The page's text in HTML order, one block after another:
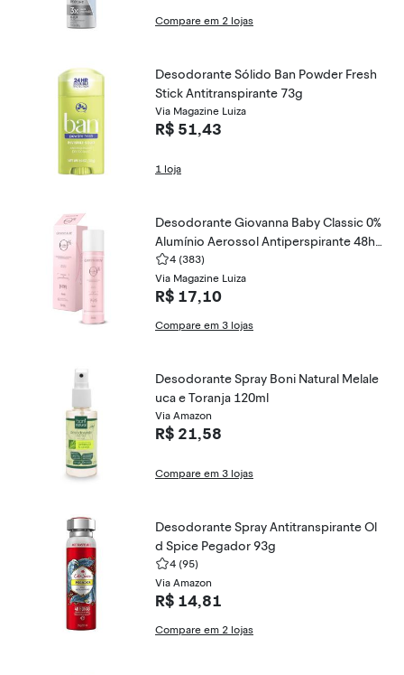
Compare em 2 lojas
Desodorante Sólido Ban Powder Fresh
Stick Antitranspirante 73g
Via Magazine Luiza
R$ 51,43
1 loja
Desodorante Giovanna Baby Classic 0%
Alumínio Aerossol Antiperspirante 48h
com 150ml 150ml
4 (383)
Via Magazine Luiza
R$ 17,10
Compare em 3 lojas
Desodorante Spray Boni Natural Melale
uca e Toranja 120ml
Via Amazon
R$ 21,58
Compare em 3 lojas
Desodorante Spray Antitranspirante Ol
d Spice Pegador 93g
4 (95)
Via Amazon
R$ 14,81
Compare em 2 lojas